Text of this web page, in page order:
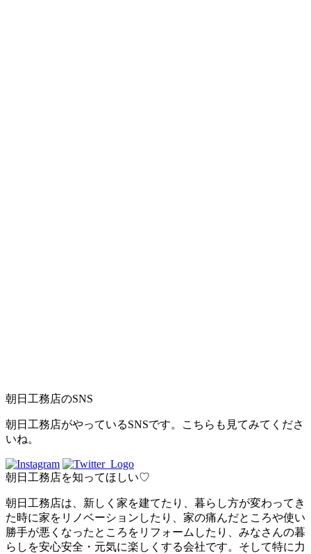
朝日工務店のSNS
朝日工務店がやっているSNSです。こちらも見てみてくださ
いね。
朝日工務店を知ってほしい♡
朝日工務店は、新しく家を建てたり、暮らし方が変わってき
た時に家をリノベーションしたり、家の痛んだところや使い
勝手が悪くなったところをリフォームしたり、みなさんの暮
らしを安心安全・元気に楽しくする会社です。そして特に力